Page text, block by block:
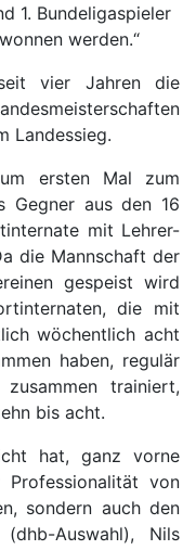
1. Bundeligaspieler
werden.“
vier Jahren die
Landessieg.
ersten Mal zum
Gegner aus den 16
mit Lehrer-
die Mannschaft der
gespeist wird
die mit
wöchentlich acht
haben, regulär
trainiert,
bis acht.
hat, ganz vorne
von
sondern auch den
Auswahl), Nils